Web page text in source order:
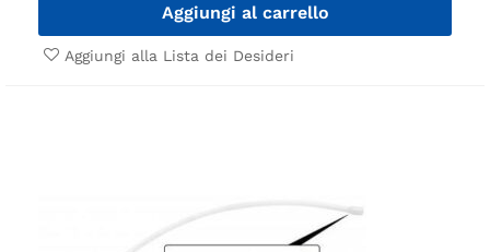
Aggiungi al carrello
Aggiungi alla Lista dei Desideri